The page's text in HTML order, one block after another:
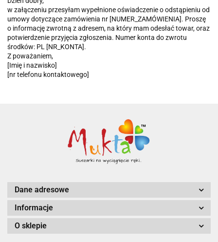
w załączeniu przesyłam wypełnione oświadczenie o odstąpieniu od
umowy dotyczące zamówienia nr [NUMER_ZAMÓWIENIA]. Proszę
o informację zwrotną z adresem, na który mam odesłać towar, oraz
potwierdzenie przyjęcia zgłoszenia. Numer konta do zwrotu
środków: PL [NR_KONTA].
Z poważaniem,
[Imię i nazwisko]
[nr telefonu kontaktowego]
Dane adresowe
Informacje
O sklepie